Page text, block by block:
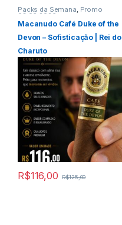
Packs da Semana, Promo
03.06.2026
Macanudo Café Duke of the
Devon – Sofisticação | Rei do
Charuto
R$116,00 R$125,00